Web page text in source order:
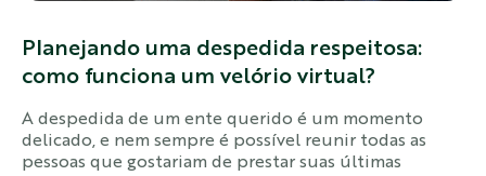
Planejando uma despedida respeitosa:
como funciona um velório virtual?
A despedida de um ente querido é um momento
delicado, e nem sempre é possível reunir todas as
pessoas que gostariam de prestar suas últimas